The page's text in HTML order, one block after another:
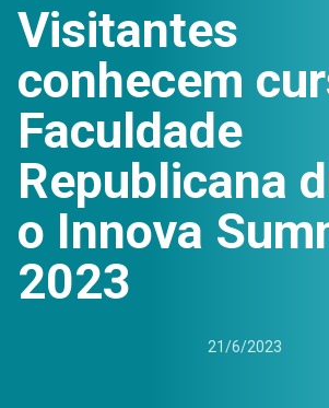
Visitantes
conhecem
Faculdade
Republicana
o Innova
2023
21/6/2023